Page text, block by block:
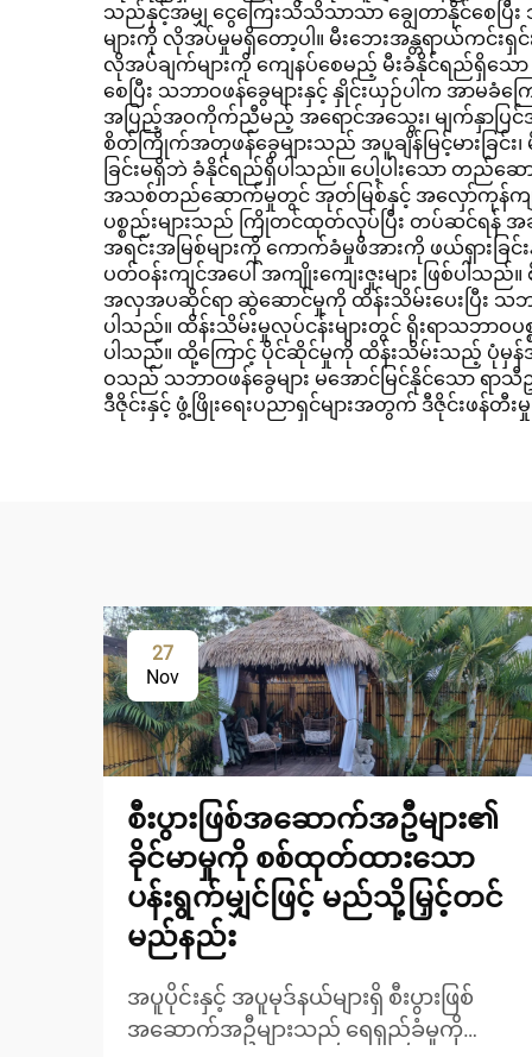
သည်နှင့်အမျှ ငွေကြေးသိသိသာသာ ချွေတာနိုင်စေပြီ
များကို လိုအပ်မှုမရှိတော့ပါ။ မီးဘေးအန္တရာယ်ကင်း
လိုအပ်ချက်များကို ကျေနပ်စေမည့် မီးခံနိုင်ရည်ရှိသေ
စေပြီး သဘာဝဖန်ခွေများနှင့် နှိုင်းယှဉ်ပါက အာမ
အပြည့်အဝကိုက်ညီမည့် အရောင်အသွေး၊ မျက်နှာပြ
စိတ်ကြိုက်အတုဖန်ခွေများသည် အပူချိန်မြင့်မားခြင်း
ခြင်းမရှိဘဲ ခံနိုင်ရည်ရှိပါသည်။ ပေါ့ပါးသော တည်
အသစ်တည်ဆောက်မှုတွင် အုတ်မြစ်နှင့် အလှော်ကုန်ကျ
ပစ္စည်းများသည် ကြိုတင်ထုတ်လုပ်ပြီး တပ်ဆင်ရန် အဆ
အရင်းအမြစ်များကို ကောက်ခံမှုဖိအားကို ဖယ်ရှားခြင်
ပတ်ဝန်းကျင်အပေါ် အကျိုးကျေးဇူးများ ဖြစ်
အလှအပဆိုင်ရာ ဆွဲဆောင်မှုကို ထိန်းသိမ်းပေးပြီး သဘ
ပါသည်။ ထိန်းသိမ်းမှုလုပ်ငန်းများတွင် ရိုးရာသဘာ
ပါသည်။ ထို့ကြောင့် ပိုင်ဆိုင်မှုကို ထိန်းသိမ်းသည့် ပုံမှ
ဝသည် သဘာဝဖန်ခွေများ မအောင်မြင်နိုင်သော ရာ
ဒီဇိုင်းနှင့် ဖွံ့ဖြိုးရေးပညာရှင်များအတွက် ဒီဇိုင်းဖန်
27
Nov
စီးပွားဖြစ်အဆောက်အဦများ၏
ခိုင်မာမှုကို စစ်ထုတ်ထားသော
ပန်းရွက်မျှင်ဖြင့် မည်သို့မြှင့်တင်
မည်နည်း
အပူပိုင်းနှင့် အပူမုဒ်နယ်များရှိ စီးပွားဖြစ်
အဆောက်အဦများသည် ရေရှည်ခံမှုကို